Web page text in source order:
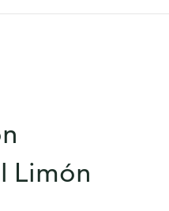
Limón